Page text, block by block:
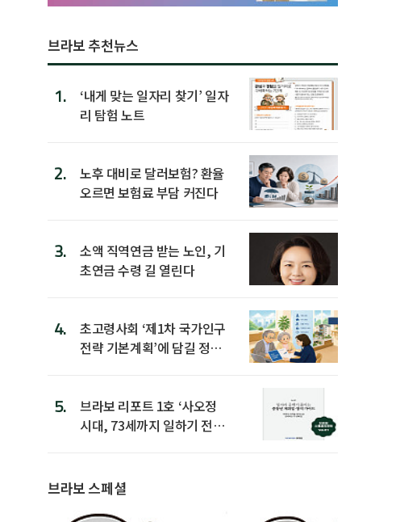
브라보 추천뉴스
1.
‘내게 맞는 일자리 찾기’ 일자
리 탐험 노트
2.
노후 대비로 달러보험? 환율
오르면 보험료 부담 커진다
3.
소액 직역연금 받는 노인, 기
초연금 수령 길 열린다
4.
초고령사회 ‘제1차 국가인구
전략 기본계획’에 담길 정책
5.
브라보 리포트 1호 ‘사오정
시대, 73세까지 일하기 전략’
브라보 스페셜